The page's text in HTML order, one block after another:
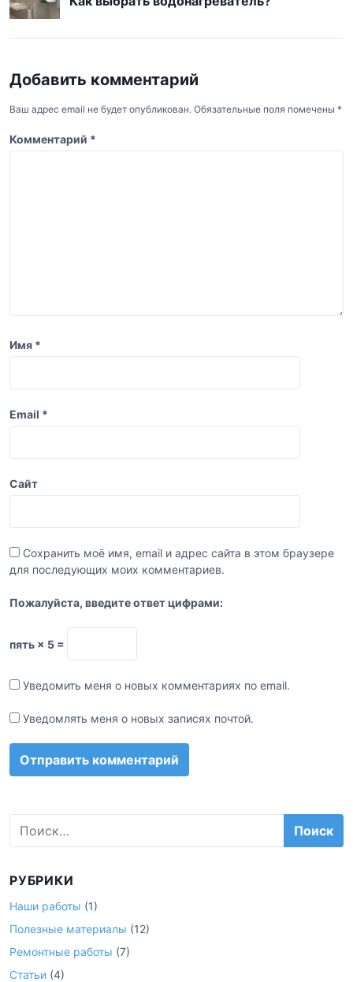
в
г
и
и
я
Добавить комментарий
Ваш адрес email не будет опубликован. Обязательные поля помечены *
Комментарий *
Имя *
Email *
Сайт
Сохранить моё имя, email и адрес сайта в этом браузере
для последующих моих комментариев.
Пожалуйста, введите ответ цифрами:
пять × 5 =
Уведомить меня о новых комментариях по email.
Уведомлять меня о новых записях почтой.
и
:
РУБРИКИ
Наши работы (1)
Полезные материалы (12)
Ремонтные работы (7)
Статьи (4)